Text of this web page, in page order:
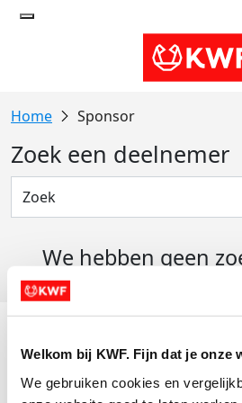
Welkom bij KWF. Fijn dat je onze
We gebruiken cookies en
Sponsor
Zoek een deelnemer
We hebben geen
Actiematerialen
Evenementen